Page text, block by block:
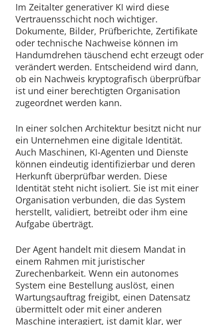
Im Zeitalter generativer KI wird diese
Vertrauensschicht noch wichtiger.
Dokumente, Bilder, Prüfberichte, Zertifikate
oder technische Nachweise können im
Handumdrehen täuschend echt erzeugt oder
verändert werden. Entscheidend wird dann,
ob ein Nachweis kryptografisch überprüfbar
ist und einer berechtigten Organisation
zugeordnet werden kann.
In einer solchen Architektur besitzt nicht nur
ein Unternehmen eine digitale Identität.
Auch Maschinen, KI-Agenten und Dienste
können eindeutig identifizierbar und deren
Herkunft überprüfbar werden. Diese
Identität steht nicht isoliert. Sie ist mit einer
Organisation verbunden, die das System
herstellt, validiert, betreibt oder ihm eine
Aufgabe überträgt.
Der Agent handelt mit diesem Mandat in
einem Rahmen mit juristischer
Zurechenbarkeit. Wenn ein autonomes
System eine Bestellung auslöst, einen
Wartungsauftrag freigibt, einen Datensatz
übermittelt oder mit einer anderen
Maschine interagiert, ist damit klar, wer